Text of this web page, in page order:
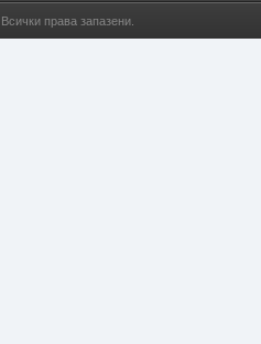
. Всички права запазени.